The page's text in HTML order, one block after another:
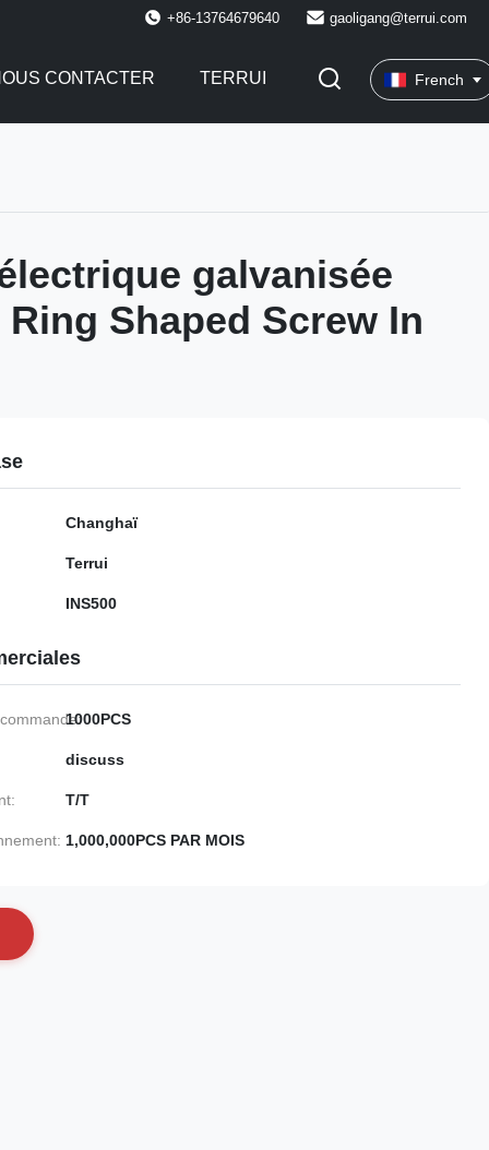
+86-13764679640 gaoligang@terrui.com
CONTACTER TERRUI French
galvanisée
Shaped Screw In
Changhaï
Terrui
INS500
1000PCS
discuss
T/T
1,000,000PCS PAR MOIS